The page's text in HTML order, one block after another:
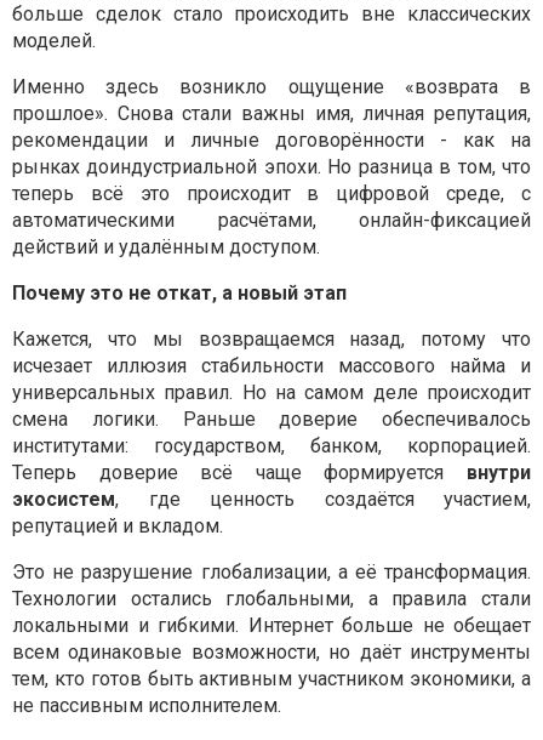
больше сделок стало происходить вне классических
моделей.
Именно здесь возникло ощущение «возврата в
прошлое». Снова стали важны имя, личная репутация,
рекомендации и личные договорённости - как на
рынках доиндустриальной эпохи. Но разница в том, что
теперь всё это происходит в цифровой среде, с
автоматическими расчётами, онлайн-фиксацией
действий и удалённым доступом.
Почему это не откат, а новый этап
Кажется, что мы возвращаемся назад, потому что
исчезает иллюзия стабильности массового найма и
универсальных правил. Но на самом деле происходит
смена логики. Раньше доверие обеспечивалось
институтами: государством, банком, корпорацией.
Теперь доверие всё чаще формируется внутри
экосистем, где ценность создаётся участием,
репутацией и вкладом.
Это не разрушение глобализации, а её трансформация.
Технологии остались глобальными, а правила стали
локальными и гибкими. Интернет больше не обещает
всем одинаковые возможности, но даёт инструменты
тем, кто готов быть активным участником экономики, а
не пассивным исполнителем.